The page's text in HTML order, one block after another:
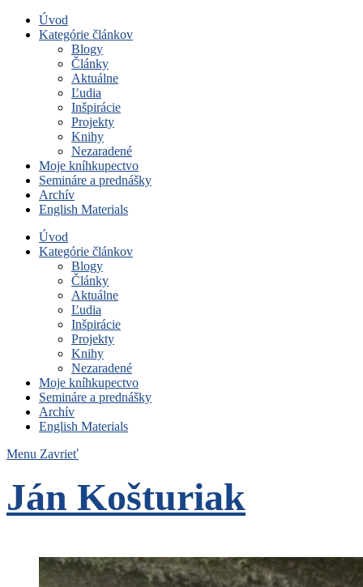
Úvod
Kategórie článkov
Blogy
Články
Aktuálne
Ľudia
Inšpirácie
Projekty
Knihy
Nezaradené
Moje kníhkupectvo
Semináre a prednášky
Archív
English Materials
Úvod
Kategórie článkov
Blogy
Články
Aktuálne
Ľudia
Inšpirácie
Projekty
Knihy
Nezaradené
Moje kníhkupectvo
Semináre a prednášky
Archív
English Materials
Menu Zavrieť
Ján Košturiak